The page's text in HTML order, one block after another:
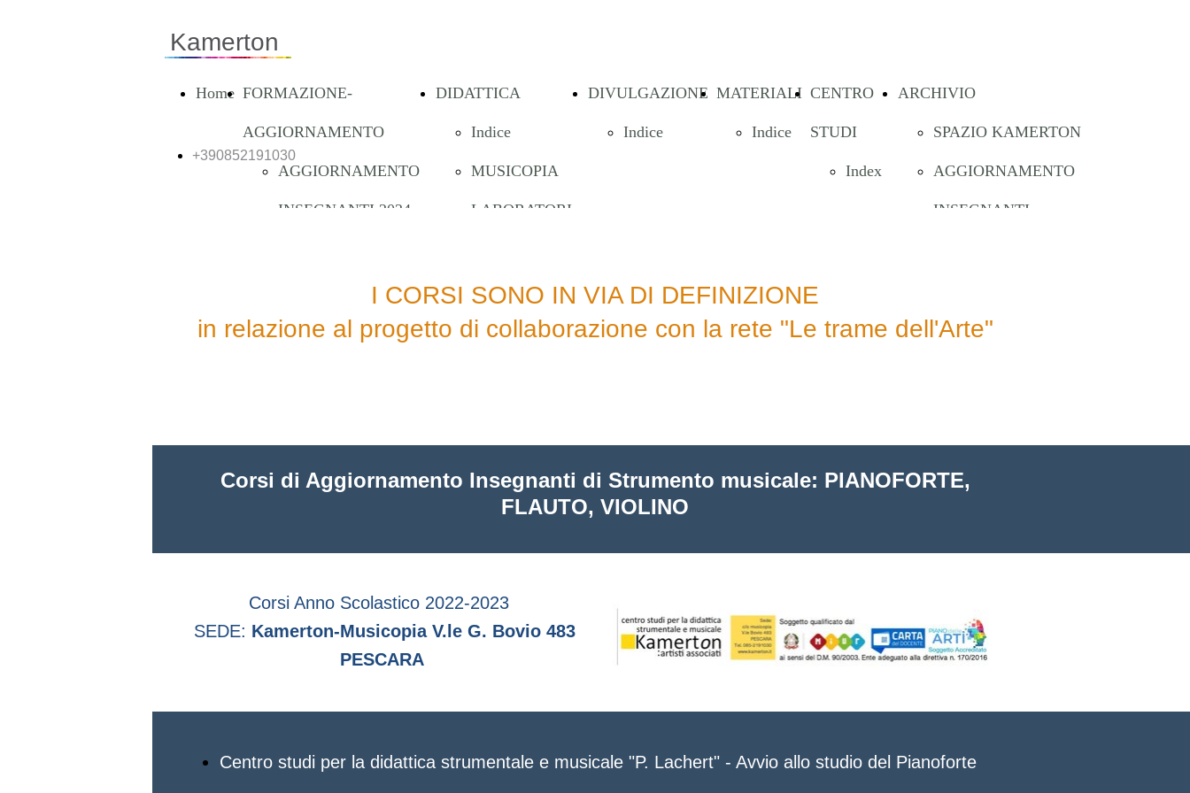
Kamerton
Home FORMAZIONE-
AGGIORNAMENTO
AGGIORNAMENTO
INSEGNANTI 2024-
Fermanelli MUSICA
in tutti i SENSI
Anceschi OLTRE IL
LIBRO DI TESTO
MUOVERSI CON
LA VOCE
ritmico
AGGIORNAMENTO
DIDATTICA
Indice
MUSICOPIA
LABORATORI
per le scuole
DIVULGAZIONE
Indice
MATERIALI
Indice
CENTRO
STUDI
Index
ARCHIVIO
SPAZIO KAMERTON
AGGIORNAMENTO
INSEGNANTI
RAHELA DURIC - Coro
insieme!
SORACE Dal gioco nasce il
DEL MESE - Muoviamoci
VINCIGUERRA - La mia
scuola è un'orchestra.
+390852191030
I CORSI SONO IN VIA DI DEFINIZIONE
in relazione al progetto di collaborazione con la rete "Le trame dell'Arte"
Corsi di Aggiornamento Insegnanti di Strumento musicale: PIANOFORTE,
FLAUTO, VIOLINO
Corsi Anno Scolastico 2022-2023
SEDE: Kamerton-Musicopia V.le G. Bovio 483
PESCARA
Centro studi per la didattica strumentale e musicale "P. Lachert" - Avvio allo studio del Pianoforte